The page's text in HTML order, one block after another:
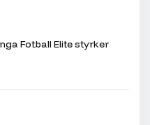
Fotball Elite styrker